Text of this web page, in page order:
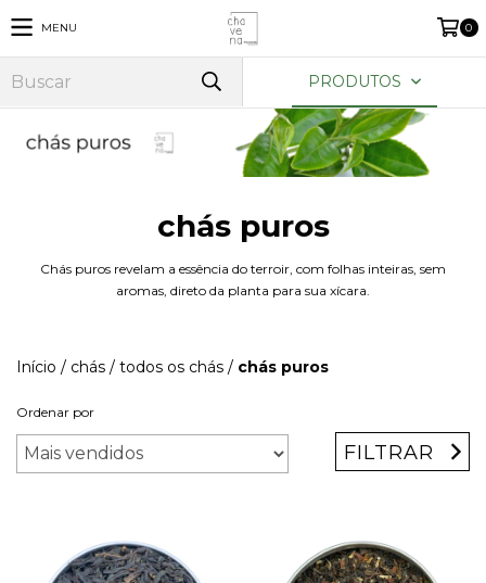
MENU 0
PRODUTOS
chás puros
Chás puros revelam a essência do terroir, com folhas inteiras, sem
aromas, direto da planta para sua xícara.
Início / chás / todos os chás / chás puros
Ordenar por
FILTRAR